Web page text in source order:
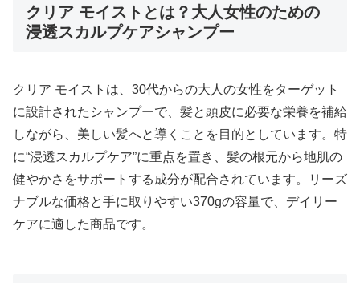
クリア モイストとは？大人女性のための
浸透スカルプケアシャンプー
クリア モイストは、30代からの大人の女性をターゲット
に設計されたシャンプーで、髪と頭皮に必要な栄養を補給
しながら、美しい髪へと導くことを目的としています。特
に“浸透スカルプケア”に重点を置き、髪の根元から地肌の
健やかさをサポートする成分が配合されています。リーズ
ナブルな価格と手に取りやすい370gの容量で、デイリー
ケアに適した商品です。